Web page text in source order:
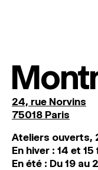
24, rue Norvins
75018 Paris
Ateliers ouverts,
En hiver : 14 et
En été : Du 19 au